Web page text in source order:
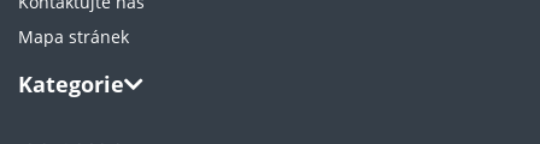
Mapa stránek
Kategorie